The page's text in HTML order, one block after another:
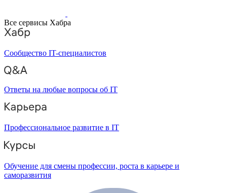
Все сервисы Хабра
Сообщество IT-специалистов
Ответы на любые вопросы об IT
Профессиональное развитие в IT
Обучение для смены профессии, роста в карьере и
саморазвития